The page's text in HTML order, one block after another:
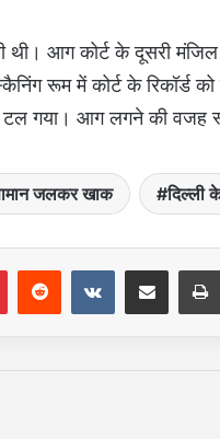
आग कोर्ट के दूसरी
रूम में कोर्ट के रिकॉर्ड
टल गया। आग लगने की वजह
जलकर खाक दिल्ली